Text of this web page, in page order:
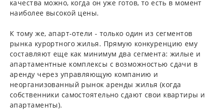
качества можно, когда он уже готов, то есть в момент
наиболее высокой цены.
К тому же, апарт-отели - только один из сегментов
рынка курортного жилья. Прямую конкуренцию ему
составляют еще как минимум два сегмента: жилые и
апартаментные комплексы с возможностью сдачи в
аренду через управляющую компанию и
неорганизованный рынок аренды жилья (когда
собственники самостоятельно сдают свои квартиры и
апартаменты).